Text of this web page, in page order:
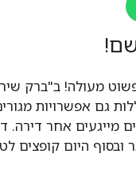
מעולה! ב"ברק
גם אפשרויות
מייגעים אחר דירה.
היום קופצים